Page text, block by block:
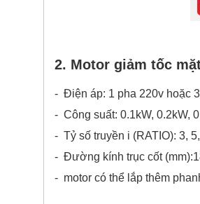
2. Motor giảm tốc
- Điện áp: 1 pha 220v hoặc
- Công suất: 0.1kW, 0.2kW,
- Tỷ số truyền i (RATIO): 3,
- Đường kính trục cốt
- motor có thể lắp thêm